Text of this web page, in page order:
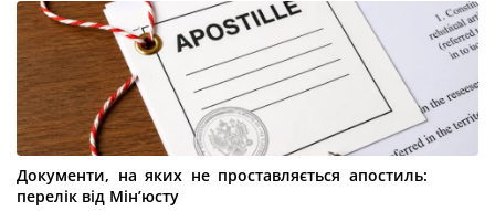
Документи, на яких не проставляється апостиль:
перелік від Мін’юсту